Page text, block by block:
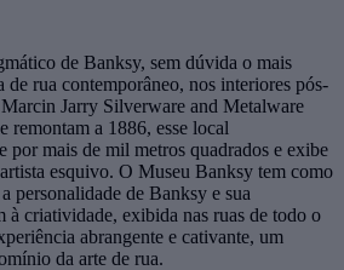
de Banksy, sem dúvida o mais
de rua contemporâneo, nos interiores pós-
Jarry Silverware and Metalware
remontam a 1886, esse local
por mais de mil metros quadrados e exibe
esquivo. O Museu Banksy tem como
personalidade de Banksy e sua
à criatividade, exibida nas ruas de todo o
abrangente e cativante, um
da arte de rua.